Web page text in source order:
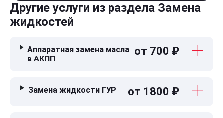
Другие услуги из раздела Замена
жидкостей
Аппаратная замена масла
в АКПП
от 700 ₽
Замена жидкости ГУР от 1800 ₽